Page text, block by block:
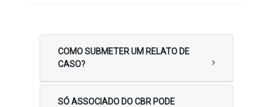
COMO SUBMETER UM RELATO DE
CASO?
SÓ ASSOCIADO DO CBR PODE